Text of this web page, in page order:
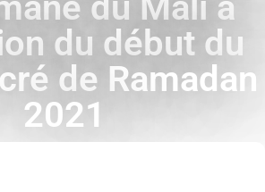
du début du
de Ramadan
2021